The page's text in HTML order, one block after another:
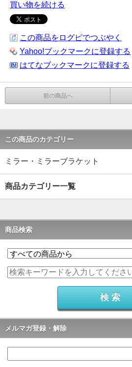
買い物を続ける
この商品をログピでつぶやく
Yahoo!ブックマークに登録する
はてなブックマークに登録する
前の商品へ
この商品のカテゴリー
ミラー・ミラーブラケット
商品カテゴリー一覧
商品検索
メルマガ登録・解除